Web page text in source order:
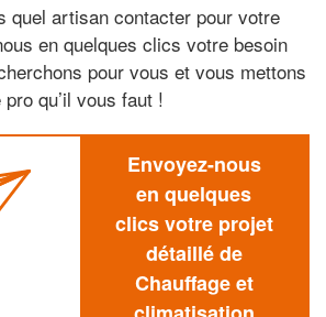
quel artisan contacter pour votre
en quelques clics votre besoin
pour vous et vous mettons
qu’il vous faut !
Envoyez-nous
en quelques
clics votre projet
détaillé de
Chauffage et